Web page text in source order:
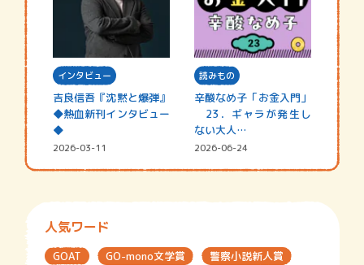
インタビュー
吉良信吾『沈黙と爆弾』
◆熱血新刊インタビュー
◆
2026-03-11
読みもの
辛酸なめ子「お金入門」
23．ギャラが発生し
ない大人…
2026-06-24
人気ワード
GOAT GO-mono文学賞
警察小説新人賞